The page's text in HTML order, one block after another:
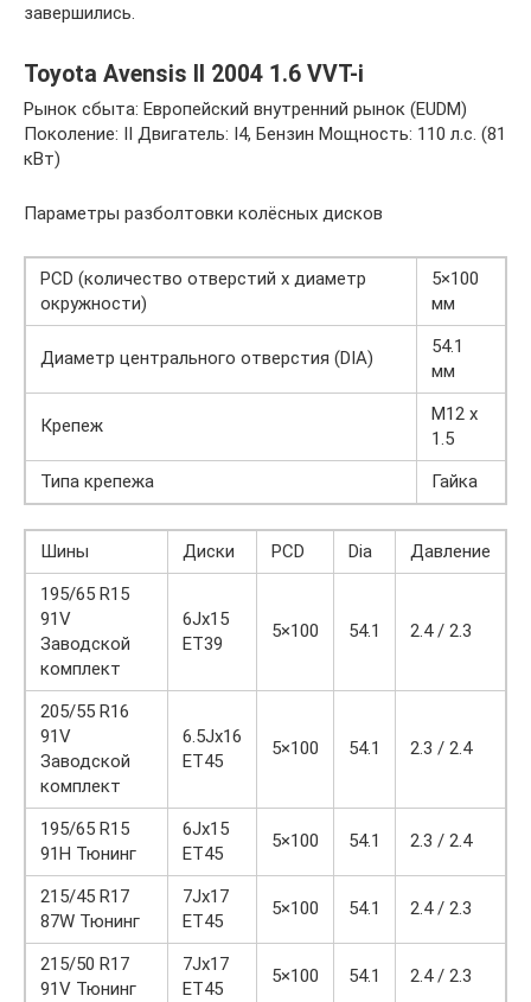
завершились.
Toyota Avensis II 2004 1.6 VVT-i
Рынок сбыта: Европейский внутренний рынок (EUDM)
Поколение: II Двигатель: I4, Бензин Мощность: 110 л.с. (81
кВт)
Параметры разболтовки колёсных дисков
PCD (количество отверстий x диаметр
окружности)
5×100
мм
Диаметр центрального отверстия (DIA)
54.1
мм
Крепеж
M12 x
1.5
Типа крепежа
Гайка
Шины Диски PCD Dia
Давление
195/65 R15
91V
Заводской
комплект
6Jx15
ET39
5×100 54.1 2.4 / 2.3
205/55 R16
91V
Заводской
комплект
6.5Jx16
ET45
5×100 54.1 2.3 / 2.4
195/65 R15
91H Тюнинг
6Jx15
ET45
5×100 54.1 2.3 / 2.4
215/45 R17
87W Тюнинг
7Jx17
ET45
5×100 54.1 2.4 / 2.3
215/50 R17
91V Тюнинг
7Jx17
ET45
5×100 54.1 2.4 / 2.3